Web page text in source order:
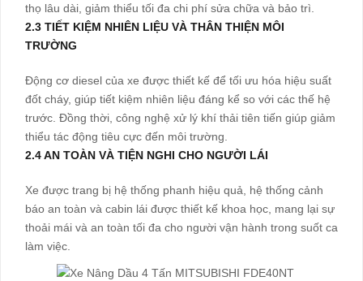
thọ lâu dài, giảm thiểu tối đa chi phí sửa chữa và bảo trì.
2.3 TIẾT KIỆM NHIÊN LIỆU VÀ THÂN THIỆN MÔI
TRƯỜNG
Động cơ diesel của xe được thiết kế để tối ưu hóa hiệu suất
đốt cháy, giúp tiết kiệm nhiên liệu đáng kể so với các thế hệ
trước. Đồng thời, công nghệ xử lý khí thải tiên tiến giúp giảm
thiểu tác động tiêu cực đến môi trường.
2.4 AN TOÀN VÀ TIỆN NGHI CHO NGƯỜI LÁI
Xe được trang bị hệ thống phanh hiệu quả, hệ thống cảnh
báo an toàn và cabin lái được thiết kế khoa học, mang lại sự
thoải mái và an toàn tối đa cho người vận hành trong suốt ca
làm việc.